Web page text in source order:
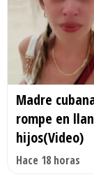
Madre
rompe en
hijos(Video)
Hace 18 horas